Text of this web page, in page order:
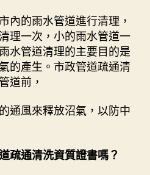
的雨水管道進行清理，
理一次，小的雨水管道一
水管道清理的主要目的是
的產生。市政管道疏通清
道前，
風來釋放沼氣，以防中
疏通清洗資質證書嗎？